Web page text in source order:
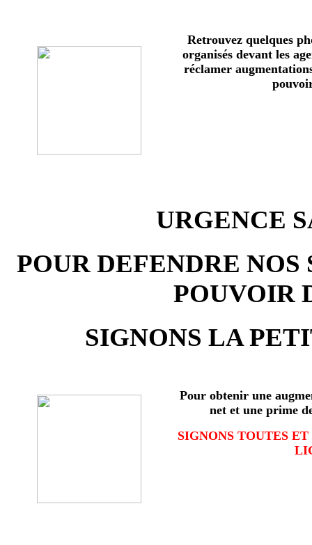
Retrouvez quelques
organisés devant les
réclamer
URGENCE
POUR DEFENDRE
POUVOIR
SIGNONS LA
Pour obtenir une
net et une prime
SIGNONS TOUTES